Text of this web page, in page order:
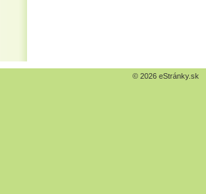
© 2026 eStránky.sk